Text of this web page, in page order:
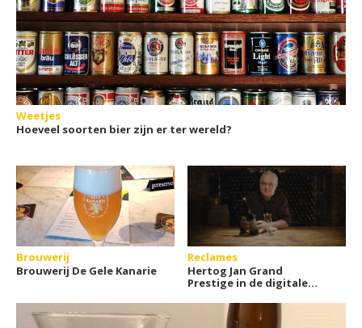
Weetjes
Hoeveel soorten bier zijn er ter wereld?
Brouwerij
Brouwerij De Gele Kanarie
Reclames
Hertog Jan Grand
Prestige in de digitale